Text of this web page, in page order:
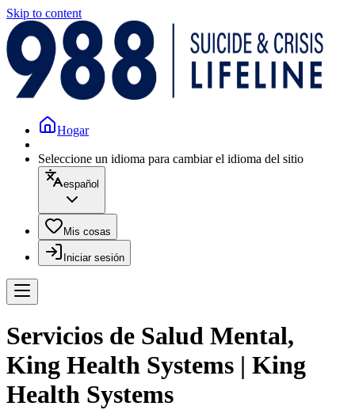
Skip to content
Hogar
Seleccione un idioma para cambiar el idioma del sitio
español
Mis cosas
Iniciar sesión
Servicios de Salud Mental,
King Health Systems | King
Health Systems